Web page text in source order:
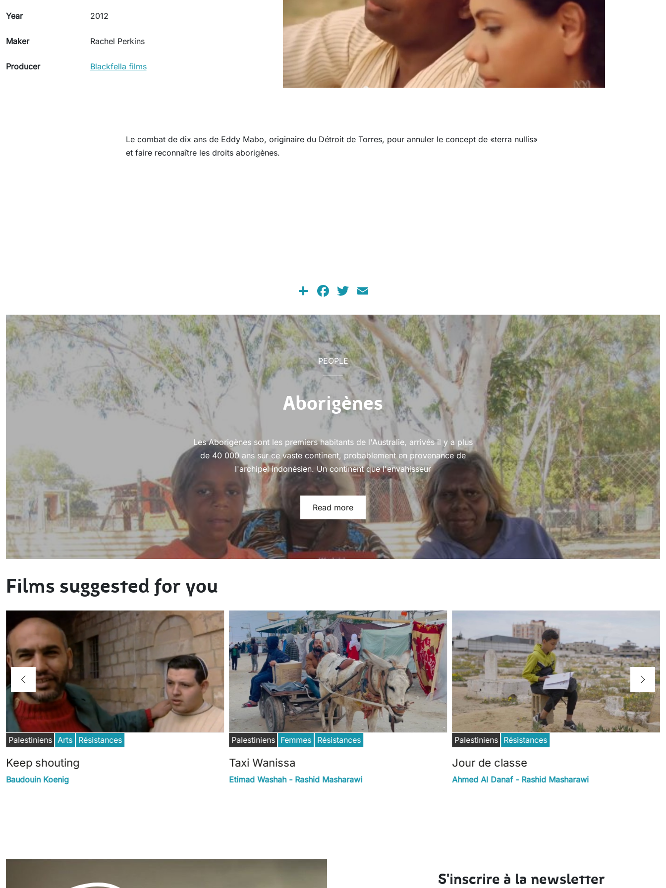
Year 2012
Maker Rachel Perkins
Producer Blackfella films
Le combat de dix ans de Eddy Mabo, originaire du Détroit de Torres, pour annuler le concept de «terra nullis»
et faire reconnaître les droits aborigènes.
ShareFacebook
Twitter
PEOPLE
Aborigènes
Les Aborigènes sont les premiers habitants de l'Australie, arrivés il y a plus
de 40 000 ans sur ce vaste continent, probablement en provenance de
l'archipel indonésien. Un continent que l'envahisseur
Read more
Films suggested for you
Palestiniens Arts Résistances
Keep shouting
Baudouin Koenig
Palestiniens Femmes Résistances
Taxi Wanissa
Etimad Washah - Rashid Masharawi
Palestiniens Résistances
Jour de classe
Ahmed Al Danaf - Rashid Masharawi
S'inscrire à la newsletter